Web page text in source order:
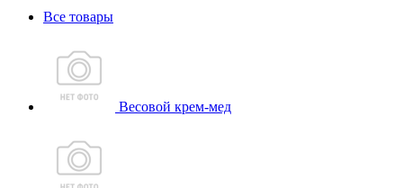
Все товары
Весовой крем-мед